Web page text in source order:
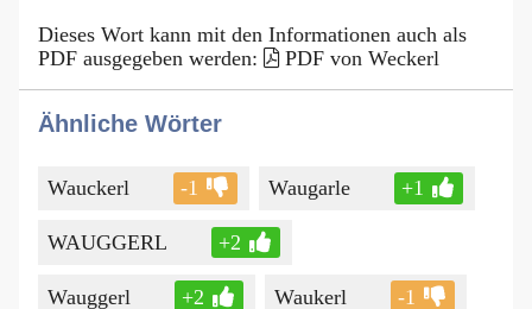
Dieses Wort kann mit den Informationen auch als
PDF ausgegeben werden:
PDF von Weckerl
Ähnliche Wörter
Wauckerl -1 Waugarle +1
WAUGGERL +2
Wauggerl +2 Waukerl -1